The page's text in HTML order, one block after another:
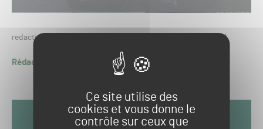
Ce site utilise des
cookies et vous donne le
contrôle sur ceux que
redaction.gsph24 profieldevents.com (Lucas Sanseverino)
Rédaction GSPH24